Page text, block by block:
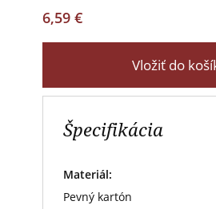
6,59 €
Vložiť do
Špecifikácia
Materiál:
Pevný kartón